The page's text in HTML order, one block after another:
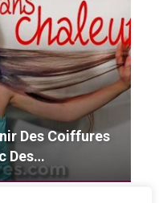
Des Coiffures
Des…